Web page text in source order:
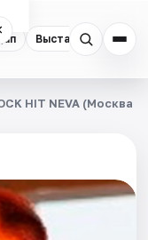
Выставки
HIT NEVA (Москва